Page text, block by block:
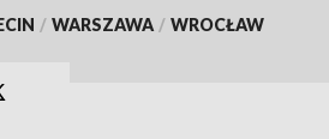
/ WARSZAWA / WROCŁAW